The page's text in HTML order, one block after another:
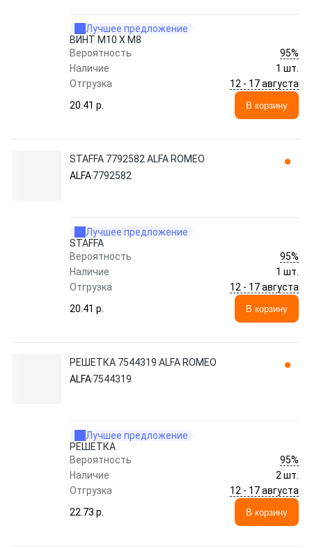
Лучшее предложение
ВИНТ M10 X M8
Вероятность
95%
Наличие
1 шт.
Отгрузка
12 - 17 августа
20.41 p.
В корзину
STAFFA 7792582 ALFA ROMEO
ALFA7792582
Лучшее предложение
STAFFA
Вероятность
95%
Наличие
1 шт.
Отгрузка
12 - 17 августа
20.41 p.
В корзину
РЕШЕТКА 7544319 ALFA ROMEO
ALFA7544319
Лучшее предложение
РЕШЕТКА
Вероятность
95%
Наличие
2 шт.
Отгрузка
12 - 17 августа
22.73 p.
В корзину